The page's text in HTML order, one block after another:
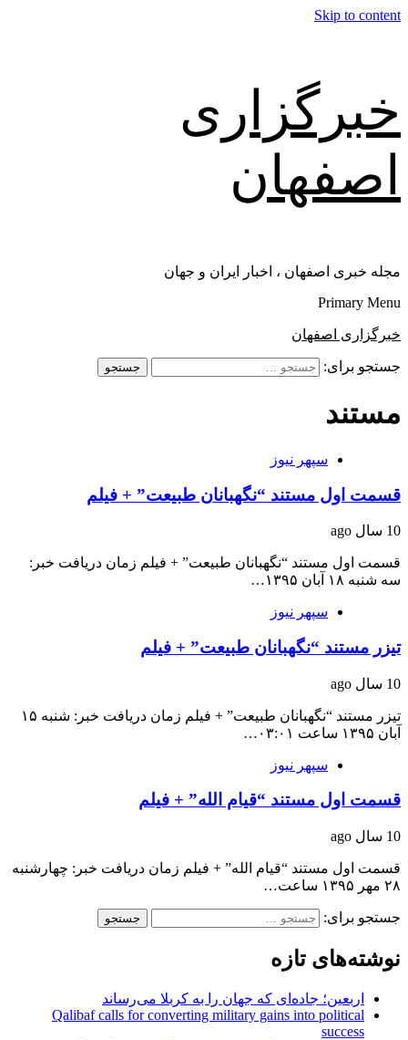
Skip to content
خبرگزاری
اصفهان
مجله خبری اصفهان ، اخبار ایران و جهان
Primary Menu
خبرگزاری اصفهان
جستجو برای:
مستند
سپهر نیوز
قسمت اول مستند “نگهبانان طبیعت” + فیلم
10 سال ago
قسمت اول مستند “نگهبانان طبیعت” + فیلم زمان دریافت خبر:
سه شنبه ۱۸ آبان ۱۳۹۵…
سپهر نیوز
تیزر مستند “نگهبانان طبیعت” + فیلم
10 سال ago
تیزر مستند “نگهبانان طبیعت” + فیلم زمان دریافت خبر: شنبه ۱۵
آبان ۱۳۹۵ ساعت ۰۳:۰۱…
سپهر نیوز
قسمت اول مستند “قیام الله” + فیلم
10 سال ago
قسمت اول مستند “قیام الله” + فیلم زمان دریافت خبر: چهارشنبه
۲۸ مهر ۱۳۹۵ ساعت…
جستجو برای:
نوشته‌های تازه
اربعین؛ جاده‌ای که جهان را به کربلا می‌رساند
Qalibaf calls for converting military gains into political
success